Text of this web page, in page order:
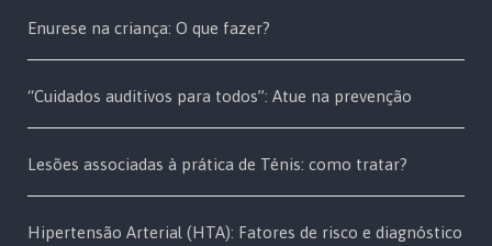
Enurese na criança: O que fazer?
“Cuidados auditivos para todos”: Atue na prevenção
Lesões associadas à prática de Ténis: como tratar?
Hipertensão Arterial (HTA): Fatores de risco e diagnóstico